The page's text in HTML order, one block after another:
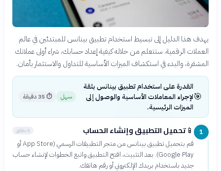
يهدف هذا الدليل إلى تبسيط استخدام تطبيق بينانس للمبتدئين في عالم
العملات الرقمية. ستتعلم من خلاله كيفية إعداد حسابك، شراء أولى عملاتك
المشفرة، والبدء في استكشاف الميزات الأساسية للتداول والاستثمار بأمان.
🎯
القدرة على استخدام تطبيق بينانس بثقة
لإجراء المعاملات الأساسية والوصول إلى
الميزات الرئيسية.
سهل ⏱35 دقيقة
1
📱 تحميل التطبيق وإنشاء الحساب 5 دقائق
قم بتحميل تطبيق بينانس من متجر التطبيقات الرسمي (App Store أو
Google Play). بعد التثبيت، افتح التطبيق واتبع الخطوات لإنشاء حساب
جديد باستخدام بريدك الإلكتروني أو رقم هاتفك.